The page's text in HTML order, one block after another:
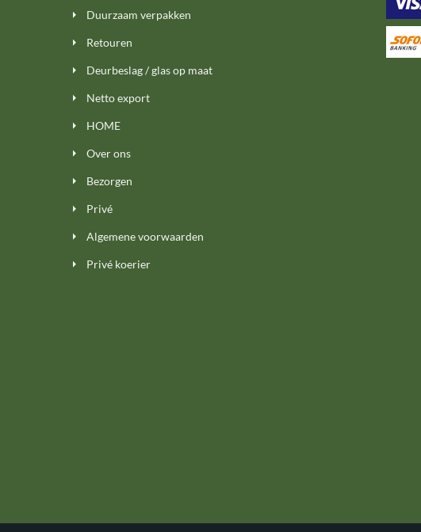
Duurzaam verpakken
Retouren
Deurbeslag / glas op maat
Netto export
HOME
Over ons
Bezorgen
Privé
Algemene voorwaarden
Privé koerier